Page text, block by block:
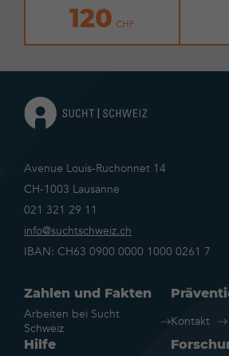
120
Avenue Louis-Ruchonnet 14
CH-1003 Lausanne
021 321 29 11
info@suchtschweiz.ch
IBAN: CH63 0900 0000 1000 0261 7
Zahlen und Fakten
Arbeiten bei Sucht
Schweiz
Kontakt
Hilfe